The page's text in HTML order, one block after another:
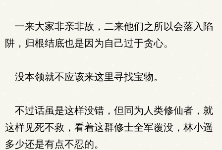
一来大家非亲非故，二来他们之所以会落入陷
阱，归根结底也是因为自己过于贪心。
没本领就不应该来这里寻找宝物。
不过话虽是这样没错，但同为人类修仙者，就
这样见死不救，看着这群修士全军覆没，林小遥
多少还是有点不忍的。